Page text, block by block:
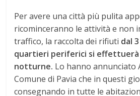
Per avere una città più pulita
ricominceranno le attività e non
traffico, la raccolta dei rifiuti dal
quartieri periferici si effettuerà
notturne. Lo hanno annunciato
Comune di Pavia che in questi
consegnando in tutte le